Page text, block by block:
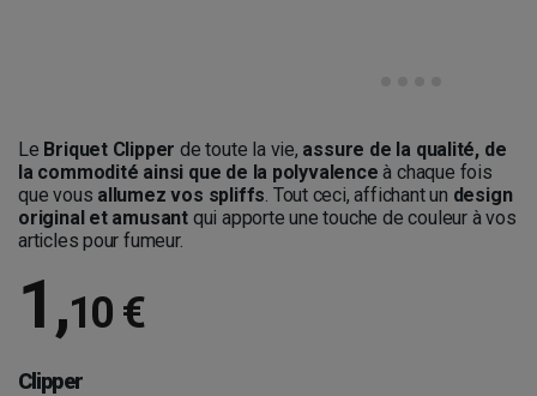
Le Briquet Clipper de toute la vie, assure de la qualité, de
la commodité ainsi que de la polyvalence à chaque fois
que vous allumez vos spliffs. Tout ceci, affichant un design
original et amusant qui apporte une touche de couleur à vos
articles pour fumeur.
1,10 €
Clipper